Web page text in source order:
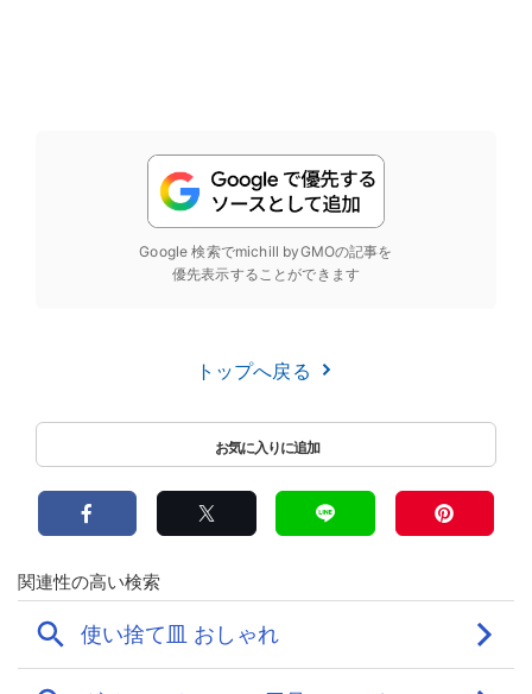
Google 検索でmichill byGMOの記事を
優先表示することができます
トップへ戻る